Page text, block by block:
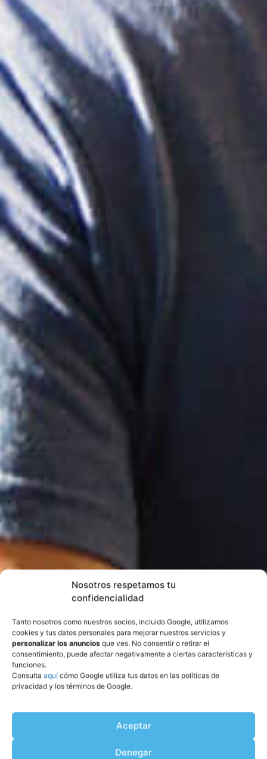
Nosotros respetamos tu
confidencialidad
Tanto nosotros como nuestros socios, incluido Google, utilizamos
cookies y tus datos personales para mejorar nuestros servicios y
personalizar los anuncios que ves. No consentir o retirar el
consentimiento, puede afectar negativamente a ciertas características y
funciones.
Consulta aquí cómo Google utiliza tus datos en las políticas de
privacidad y los términos de Google.
Aceptar
Denegar
SOLICITAR INFORMACIÓN